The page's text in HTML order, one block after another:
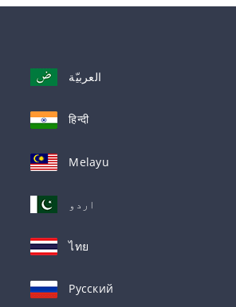
العربيّة
हिन्दी
Melayu
اردو
ไทย
Русский